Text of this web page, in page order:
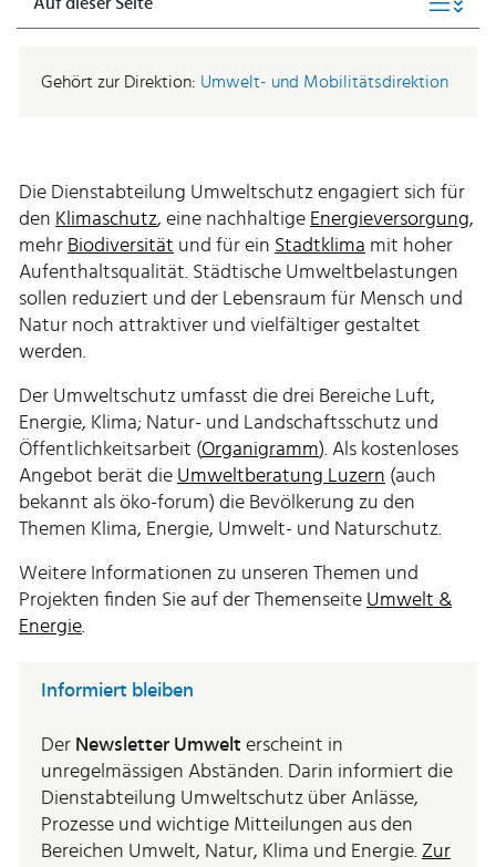
Gehört zur Direktion: Umwelt- und Mobilitätsdirektion
Die Dienstabteilung Umweltschutz engagiert sich für
den Klimaschutz, eine nachhaltige Energieversorgung,
mehr Biodiversität und für ein Stadtklima mit hoher
Aufenthaltsqualität. Städtische Umweltbelastungen
sollen reduziert und der Lebensraum für Mensch und
Natur noch attraktiver und vielfältiger gestaltet
werden.
Der Umweltschutz umfasst die drei Bereiche Luft,
Energie, Klima; Natur- und Landschaftsschutz und
Öffentlichkeitsarbeit (Organigramm). Als kostenloses
Angebot berät die Umweltberatung Luzern (auch
bekannt als öko-forum) die Bevölkerung zu den
Themen Klima, Energie, Umwelt- und Naturschutz.
Weitere Informationen zu unseren Themen und
Projekten finden Sie auf der Themenseite Umwelt &
Energie.
Informiert bleiben
Der Newsletter Umwelt erscheint in
unregelmässigen Abständen. Darin informiert die
Dienstabteilung Umweltschutz über Anlässe,
Prozesse und wichtige Mitteilungen aus den
Bereichen Umwelt, Natur, Klima und Energie. Zur